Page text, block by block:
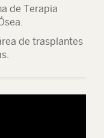
de Terapia
de trasplantes